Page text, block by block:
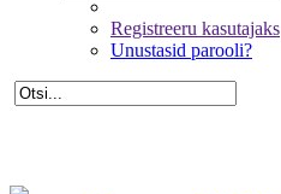
Registreeru kasutajaks
Unustasid parooli?